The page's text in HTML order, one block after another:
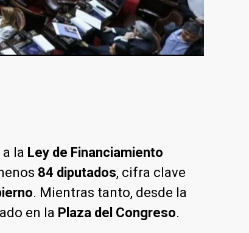
la Ley de Financiamiento
84 diputados, cifra clave
. Mientras tanto, desde la
en la Plaza del Congreso.